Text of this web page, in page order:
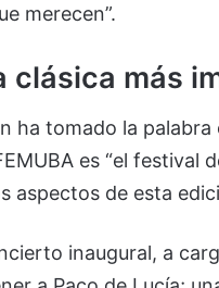
merecen”.
clásica más
ha tomado la
es “el festival
aspectos de esta
inaugural, a